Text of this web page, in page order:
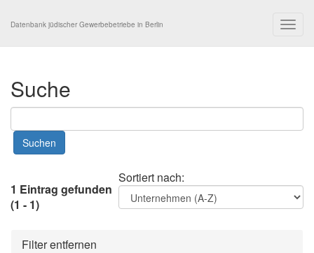
Datenbank jüdischer Gewerbebetriebe in Berlin
Suche
Sortiert nach:
1 Eintrag gefunden
(1 - 1)
Filter entfernen